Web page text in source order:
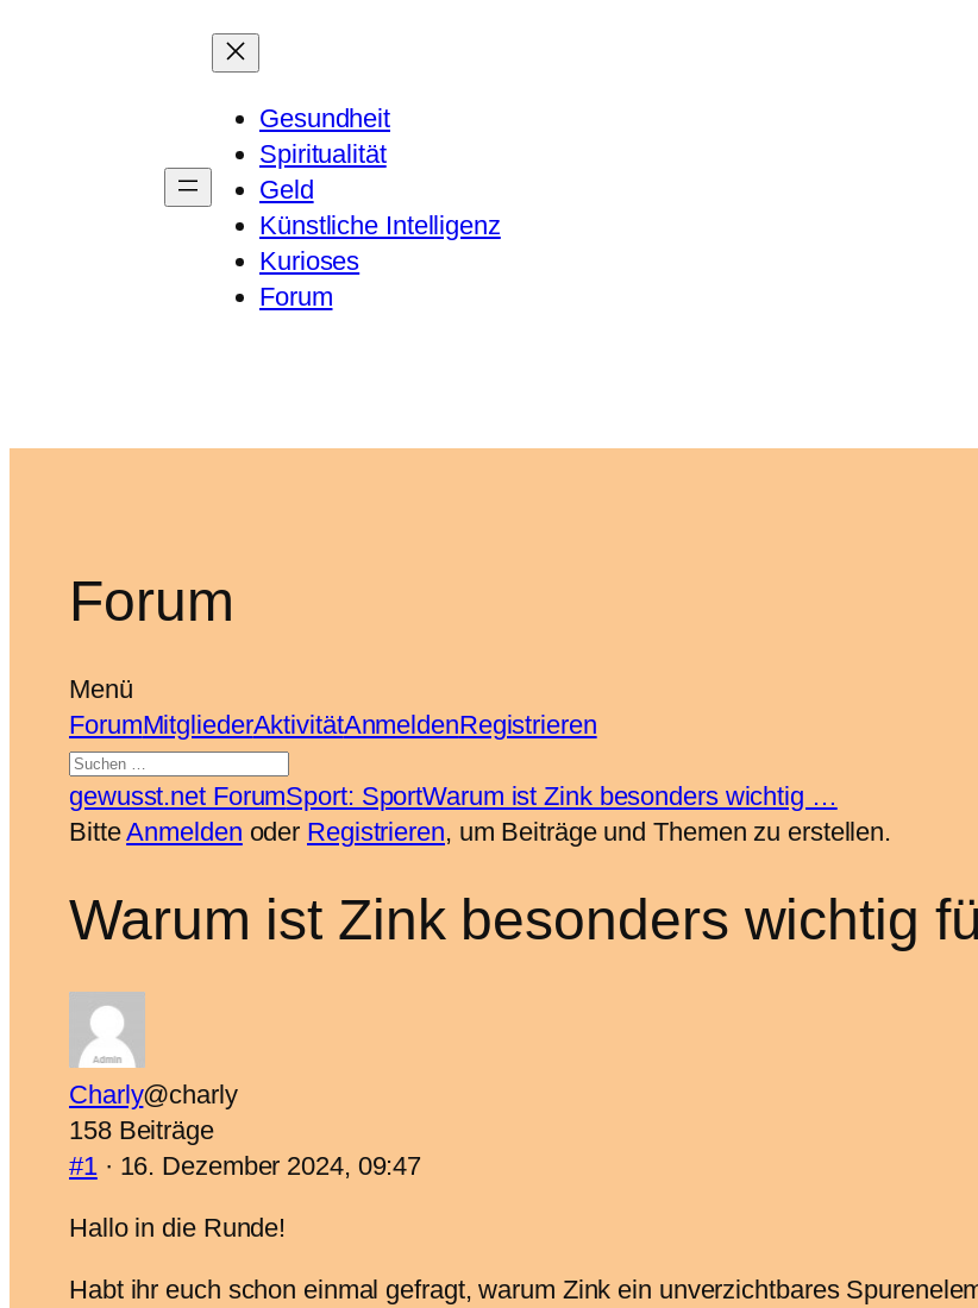
Gesundheit
Spiritualität
Geld
Künstliche Intelligenz
Kurioses
Forum
Forum
Menü
Forum-
Navigation
ForumMitgliederAktivitätAnmeldenRegistrieren
Forum-
Breadcrumbs
Du
bist
gewusst.net ForumSport: SportWarum ist Zink besonders wichtig …
BitteAnmelden oder Registrieren, um Beiträge und Themen zu erstellen.
Warum ist Zink besonders wichtig
Charly@charly
158 Beiträge
#1· 16. Dezember 2024, 09:47
Hallo in die Runde!
Habt ihr euch schon einmal gefragt, warum Zink ein unverzichtbares